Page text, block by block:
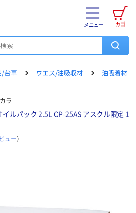
カゴ
メニュー
/台車 ウエス/油吸収材 油吸着材
ラ
イルパック 2.5L OP-25AS アスクル限定 1
ュー）